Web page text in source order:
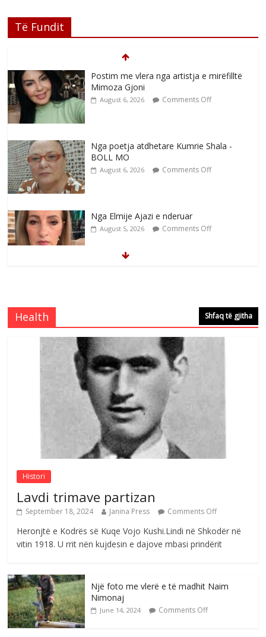
Të Fundit
Postim me vlera nga artistja e mirëfilltë
Mimoza Gjoni
August 6, 2026 Comments Off
Nga poetja atdhetare Kumrie Shala -
BOLL MO
August 6, 2026 Comments Off
Nga Elmije Ajazi e nderuar
August 5, 2026 Comments Off
Comments Off
Çlirimtari Mentor Mushkolaj nderohet
me mirenjohje nga Xhevdet Qeriqi Dega
e invalidëve në Fushë Kosovë
August 4, 2026 Comments Off
Sulm , pse të dua ty
August 8, 2026 Comments Off
Health Shfaq të gjitha
Histori
Lavdi trimave partizan
September 18, 2024 Janina Press Comments Off
Heronjtë e Kodrës së Kuqe Vojo Kushi.Lindi në Shkodër në
vitin 1918. U rrit nën kujdesin e dajove mbasi prindërit
Një foto me vlerë e të madhit Naim
Nimonaj
June 14, 2024 Comments Off